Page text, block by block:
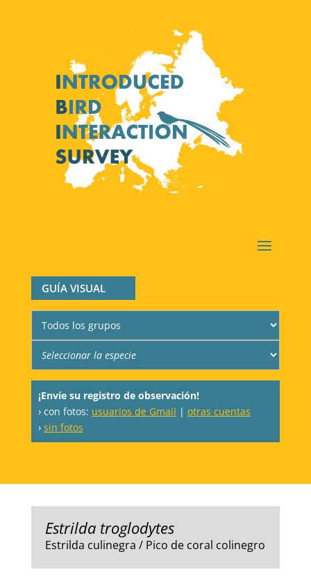
GUÍA VISUAL
¡Envíe su registro de observación!
› con fotos: usuarios de Gmail | otras cuentas
› sin fotos
Estrilda troglodytes
Estrilda culinegra / Pico de coral colinegro